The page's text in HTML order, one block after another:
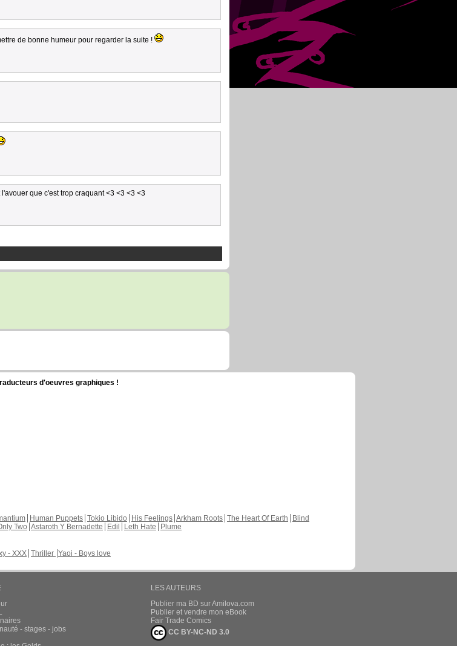
de bonne humeur pour regarder la suite !
que c'est trop craquant <3 <3 <3 <3
d'oeuvres graphiques !
Human Puppets Tokio Libido His Feelings Arkham Roots The Heart Of Earth
Blind
Two Astaroth Y Bernadette Edil Leth Hate
Plume
- XXX Thriller Yaoi - Boys love
- stages - jobs
LES AUTEURS
Publier ma BD sur Amilova.com
Publier et vendre mon eBook
Fair Trade Comics
CC BY-NC-ND 3.0